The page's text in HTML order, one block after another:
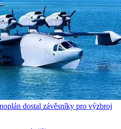
dostal závěsníky pro výzbroj